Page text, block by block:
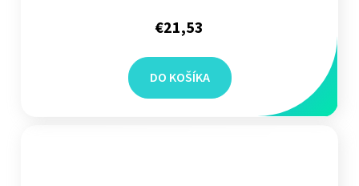
€21,53
DO KOŠÍKA